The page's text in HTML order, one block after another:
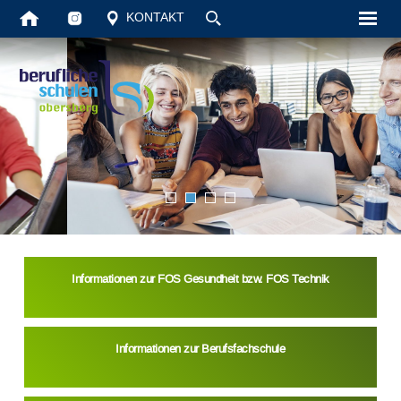
KONTAKT
Informationen zurFOS Gesundheitbzw. FOS Technik
Informationen zur Berufsfachschule